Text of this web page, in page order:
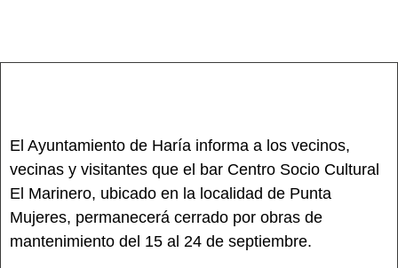
El Ayuntamiento de Haría informa a los vecinos,
vecinas y visitantes que el bar Centro Socio Cultural
El Marinero, ubicado en la localidad de Punta
Mujeres, permanecerá cerrado por obras de
mantenimiento del 15 al 24 de septiembre.